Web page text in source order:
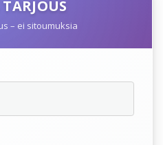
– ei sitoumuksia